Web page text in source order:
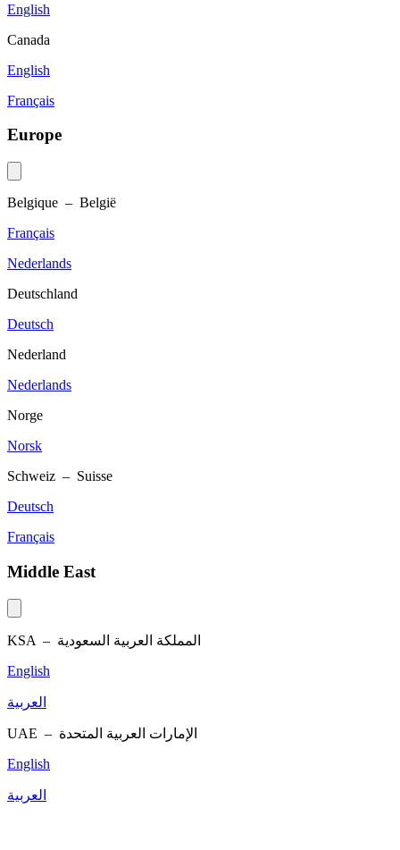
English
Canada
English
Français
Europe
Belgique – België
Français
Nederlands
Deutschland
Deutsch
Nederland
Nederlands
Norge
Norsk
Schweiz – Suisse
Deutsch
Français
Middle East
KSA – المملكة العربية السعودية
English
العربية
UAE – الإمارات العربية المتحدة
English
العربية